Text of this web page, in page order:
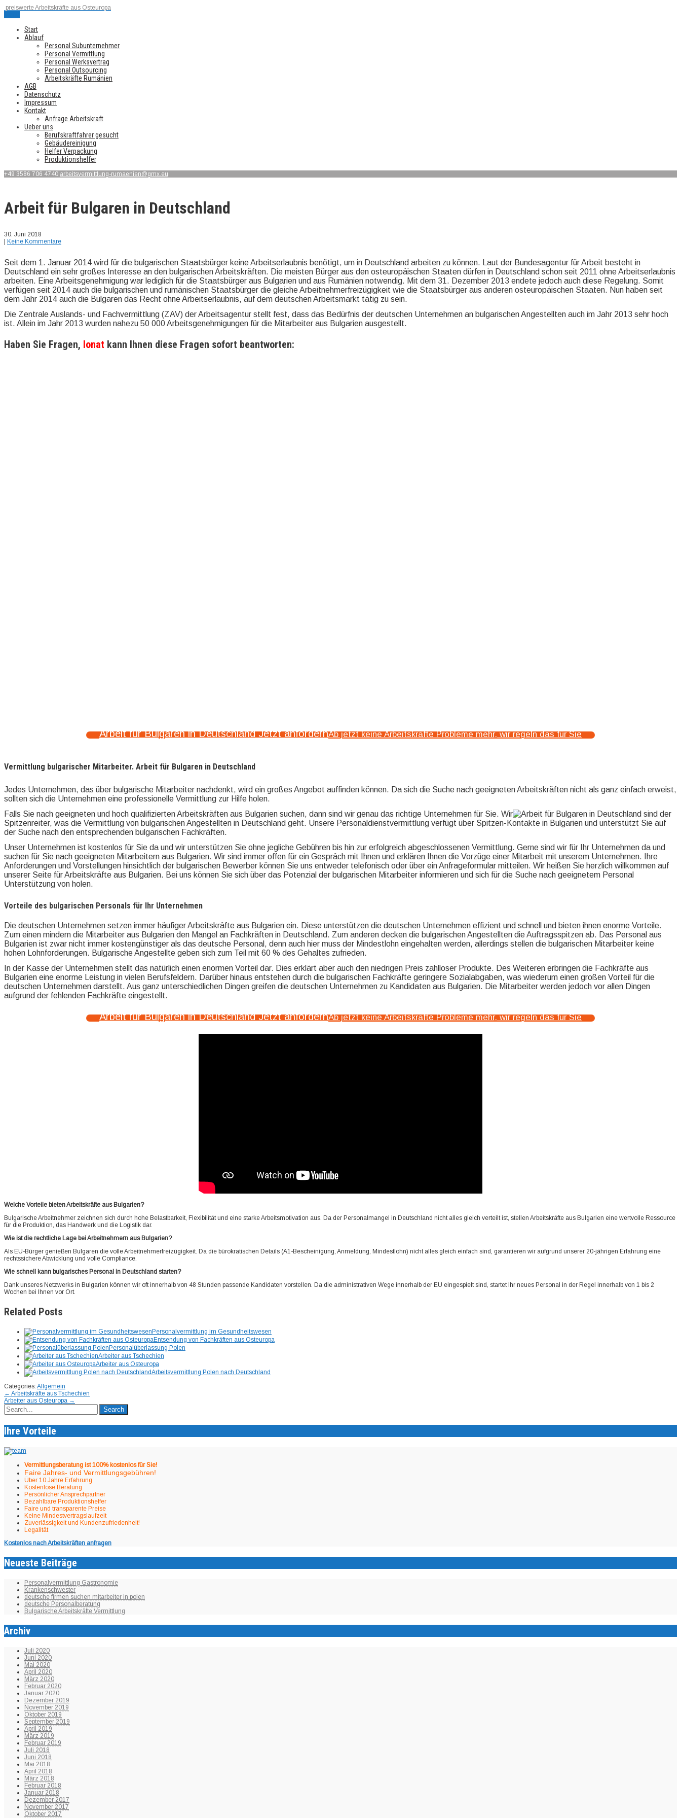
preiswerte Arbeitskräfte aus Osteuropa
Start
Ablauf
Personal Subunternehmer
Personal Vermittlung
Personal Werksvertrag
Personal Outsourcing
Arbeitskräfte Rumänien
AGB
Datenschutz
Impressum
Kontakt
Anfrage Arbeitskraft
Ueber uns
Berufskraftfahrer gesucht
Gebäudereinigung
Helfer Verpackung
Produktionshelfer
+49 3586 706 4740 arbeitsvermittlung-rumaenien@gmx.eu
Arbeit für Bulgaren in Deutschland
30. Juni 2018
Keine Kommentare
Seit dem 1. Januar 2014 wird für die bulgarischen Staatsbürger keine Arbeitserlaubnis benötigt, um in Deutschland arbeiten zu können. Laut der Bundesagentur für Arbeit besteht in
Deutschland ein sehr großes Interesse an den bulgarischen Arbeitskräften. Die meisten Bürger aus den osteuropäischen Staaten dürfen in Deutschland schon seit 2011 ohne Arbeitserlaubnis
arbeiten. Eine Arbeitsgenehmigung war lediglich für die Staatsbürger aus Bulgarien und aus Rumänien notwendig. Mit dem 31. Dezember 2013 endete jedoch auch diese Regelung. Somit
verfügen seit 2014 auch die bulgarischen und rumänischen Staatsbürger die gleiche Arbeitnehmerfreizügigkeit wie die Staatsbürger aus anderen osteuropäischen Staaten. Nun haben seit
dem Jahr 2014 auch die Bulgaren das Recht ohne Arbeitserlaubnis, auf dem deutschen Arbeitsmarkt tätig zu sein.
Die Zentrale Auslands- und Fachvermittlung (ZAV) der Arbeitsagentur stellt fest, dass das Bedürfnis der deutschen Unternehmen an bulgarischen Angestellten auch im Jahr 2013 sehr hoch
ist. Allein im Jahr 2013 wurden nahezu 50 000 Arbeitsgenehmigungen für die Mitarbeiter aus Bulgarien ausgestellt.
Haben Sie Fragen, Ionat kann Ihnen diese Fragen sofort beantworten:
Arbeit für Bulgaren in Deutschland Jetzt anfordernAb jetzt keine Arbeitskräfte Probleme mehr, wir regeln das für Sie
Vermittlung bulgarischer Mitarbeiter. Arbeit für Bulgaren in Deutschland
Jedes Unternehmen, das über bulgarische Mitarbeiter nachdenkt, wird ein großes Angebot auffinden können. Da sich die Suche nach geeigneten Arbeitskräften nicht als ganz einfach erweist,
sollten sich die Unternehmen eine professionelle Vermittlung zur Hilfe holen.
Falls Sie nach geeigneten und hoch qualifizierten Arbeitskräften aus Bulgarien suchen, dann sind wir genau das richtige Unternehmen für Sie. Wir
sind der
Spitzenreiter, was die Vermittlung von bulgarischen Angestellten in Deutschland geht. Unsere Personaldienstvermittlung verfügt über Spitzen-Kontakte in Bulgarien und unterstützt Sie auf
der Suche nach den entsprechenden bulgarischen Fachkräften.
Unser Unternehmen ist kostenlos für Sie da und wir unterstützen Sie ohne jegliche Gebühren bis hin zur erfolgreich abgeschlossenen Vermittlung. Gerne sind wir für Ihr Unternehmen da und
suchen für Sie nach geeigneten Mitarbeitern aus Bulgarien. Wir sind immer offen für ein Gespräch mit Ihnen und erklären Ihnen die Vorzüge einer Mitarbeit mit unserem Unternehmen. Ihre
Anforderungen und Vorstellungen hinsichtlich der bulgarischen Bewerber können Sie uns entweder telefonisch oder über ein Anfrageformular mitteilen. Wir heißen Sie herzlich willkommen auf
unserer Seite für Arbeitskräfte aus Bulgarien. Bei uns können Sie sich über das Potenzial der bulgarischen Mitarbeiter informieren und sich für die Suche nach geeignetem Personal
Unterstützung von holen.
Vorteile des bulgarischen Personals für Ihr Unternehmen
Die deutschen Unternehmen setzen immer häufiger Arbeitskräfte aus Bulgarien ein. Diese unterstützen die deutschen Unternehmen effizient und schnell und bieten ihnen enorme Vorteile.
Zum einen mindern die Mitarbeiter aus Bulgarien den Mangel an Fachkräften in Deutschland. Zum anderen decken die bulgarischen Angestellten die Auftragsspitzen ab. Das Personal aus
Bulgarien ist zwar nicht immer kostengünstiger als das deutsche Personal, denn auch hier muss der Mindestlohn eingehalten werden, allerdings stellen die bulgarischen Mitarbeiter keine
hohen Lohnforderungen. Bulgarische Angestellte geben sich zum Teil mit 60 % des Gehaltes zufrieden.
In der Kasse der Unternehmen stellt das natürlich einen enormen Vorteil dar. Dies erklärt aber auch den niedrigen Preis zahlloser Produkte. Des Weiteren erbringen die Fachkräfte aus
Bulgarien eine enorme Leistung in vielen Berufsfeldern. Darüber hinaus entstehen durch die bulgarischen Fachkräfte geringere Sozialabgaben, was wiederum einen großen Vorteil für die
deutschen Unternehmen darstellt. Aus ganz unterschiedlichen Dingen greifen die deutschen Unternehmen zu Kandidaten aus Bulgarien. Die Mitarbeiter werden jedoch vor allen Dingen
aufgrund der fehlenden Fachkräfte eingestellt.
Arbeit für Bulgaren in Deutschland Jetzt anfordernAb jetzt keine Arbeitskräfte Probleme mehr, wir regeln das für Sie
Welche Vorteile bieten Arbeitskräfte aus Bulgarien?
Bulgarische Arbeitnehmer zeichnen sich durch hohe Belastbarkeit, Flexibilität und eine starke Arbeitsmotivation aus. Da der Personalmangel in Deutschland nicht alles gleich verteilt ist, stellen Arbeitskräfte aus Bulgarien eine wertvolle Ressource
für die Produktion, das Handwerk und die Logistik dar.
Wie ist die rechtliche Lage bei Arbeitnehmern aus Bulgarien?
Als EU-Bürger genießen Bulgaren die volle Arbeitnehmerfreizügigkeit. Da die bürokratischen Details (A1-Bescheinigung, Anmeldung, Mindestlohn) nicht alles gleich einfach sind, garantieren wir aufgrund unserer 20-jährigen Erfahrung eine
rechtssichere Abwicklung und volle Compliance.
Wie schnell kann bulgarisches Personal in Deutschland starten?
Dank unseres Netzwerks in Bulgarien können wir oft innerhalb von 48 Stunden passende Kandidaten vorstellen. Da die administrativen Wege innerhalb der EU eingespielt sind, startet Ihr neues Personal in der Regel innerhalb von 1 bis 2
Wochen bei Ihnen vor Ort.
Related Posts
Personalvermittlung im Gesundheitswesen
Entsendung von Fachkräften aus Osteuropa
Personalüberlassung Polen
Arbeiter aus Tschechien
Arbeiter aus Osteuropa
Arbeitsvermittlung Polen nach Deutschland
Categories: Allgemein
Post
navigation
← Arbeitskräfte aus Tschechien
Arbeiter aus Osteuropa →
Ihre Vorteile
Vermittlungsberatung ist 100% kostenlos für Sie!
Faire Jahres- und Vermittlungsgebühren!
Über 10 Jahre Erfahrung
Kostenlose Beratung
Persönlicher Ansprechpartner
Bezahlbare Produktionshelfer
Faire und transparente Preise
Keine Mindestvertragslaufzeit
Zuverlässigkeit und Kundenzufriedenheit!
Legalität
Kostenlos nach Arbeitskräften anfragen
Neueste Beiträge
Personalvermittlung Gastronomie
Krankenschwester
deutsche firmen suchen mitarbeiter in polen
deutsche Personalberatung
Bulgarische Arbeitskräfte Vermittlung
Archiv
Juli 2020
Juni 2020
Mai 2020
April 2020
März 2020
Februar 2020
Januar 2020
Dezember 2019
November 2019
Oktober 2019
September 2019
April 2019
März 2019
Februar 2019
Juli 2018
Juni 2018
Mai 2018
April 2018
März 2018
Februar 2018
Januar 2018
Dezember 2017
November 2017
Oktober 2017